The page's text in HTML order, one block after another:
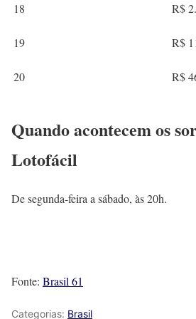
18 R$
19 R$
20 R$
Quando acontecem os
Lotofácil
De segunda-feira a sábado, às 20h.
Fonte: Brasil 61
Categorias: Brasil